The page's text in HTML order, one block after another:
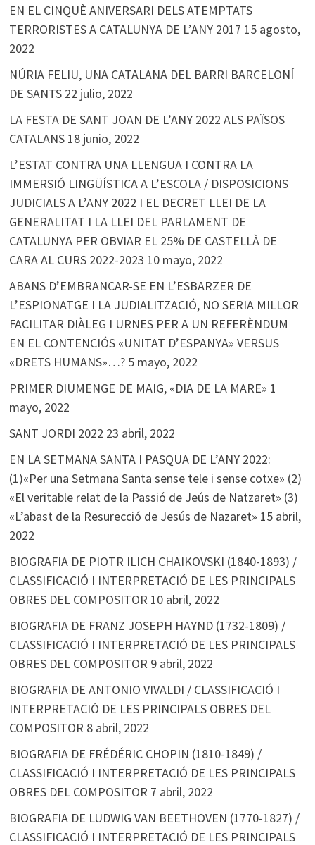
EN EL CINQUÈ ANIVERSARI DELS ATEMPTATS
TERRORISTES A CATALUNYA DE L’ANY 2017 15 agosto,
2022
NÚRIA FELIU, UNA CATALANA DEL BARRI BARCELONÍ
DE SANTS 22 julio, 2022
LA FESTA DE SANT JOAN DE L’ANY 2022 ALS PAÏSOS
CATALANS 18 junio, 2022
L’ESTAT CONTRA UNA LLENGUA I CONTRA LA
IMMERSIÓ LINGÜÍSTICA A L’ESCOLA / DISPOSICIONS
JUDICIALS A L’ANY 2022 I EL DECRET LLEI DE LA
GENERALITAT I LA LLEI DEL PARLAMENT DE
CATALUNYA PER OBVIAR EL 25% DE CASTELLÀ DE
CARA AL CURS 2022-2023 10 mayo, 2022
ABANS D’EMBRANCAR-SE EN L’ESBARZER DE
L’ESPIONATGE I LA JUDIALITZACIÓ, NO SERIA MILLOR
FACILITAR DIÀLEG I URNES PER A UN REFERÈNDUM
EN EL CONTENCIÓS «UNITAT D’ESPANYA» VERSUS
«DRETS HUMANS»…? 5 mayo, 2022
PRIMER DIUMENGE DE MAIG, «DIA DE LA MARE» 1
mayo, 2022
SANT JORDI 2022 23 abril, 2022
EN LA SETMANA SANTA I PASQUA DE L’ANY 2022:
(1)«Per una Setmana Santa sense tele i sense cotxe» (2)
«El veritable relat de la Passió de Jeús de Natzaret» (3)
«L’abast de la Resurecció de Jesús de Nazaret» 15 abril,
2022
BIOGRAFIA DE PIOTR ILICH CHAIKOVSKI (1840-1893) /
CLASSIFICACIÓ I INTERPRETACIÓ DE LES PRINCIPALS
OBRES DEL COMPOSITOR 10 abril, 2022
BIOGRAFIA DE FRANZ JOSEPH HAYND (1732-1809) /
CLASSIFICACIÓ I INTERPRETACIÓ DE LES PRINCIPALS
OBRES DEL COMPOSITOR 9 abril, 2022
BIOGRAFIA DE ANTONIO VIVALDI / CLASSIFICACIÓ I
INTERPRETACIÓ DE LES PRINCIPALS OBRES DEL
COMPOSITOR 8 abril, 2022
BIOGRAFIA DE FRÉDÉRIC CHOPIN (1810-1849) /
CLASSIFICACIÓ I INTERPRETACIÓ DE LES PRINCIPALS
OBRES DEL COMPOSITOR 7 abril, 2022
BIOGRAFIA DE LUDWIG VAN BEETHOVEN (1770-1827) /
CLASSIFICACIÓ I INTERPRETACIÓ DE LES PRINCIPALS